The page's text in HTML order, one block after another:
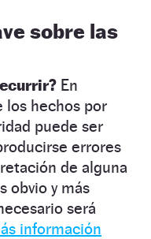
sobre las
En
los hechos por
puede ser
errores
de alguna
obvio y más
será
información